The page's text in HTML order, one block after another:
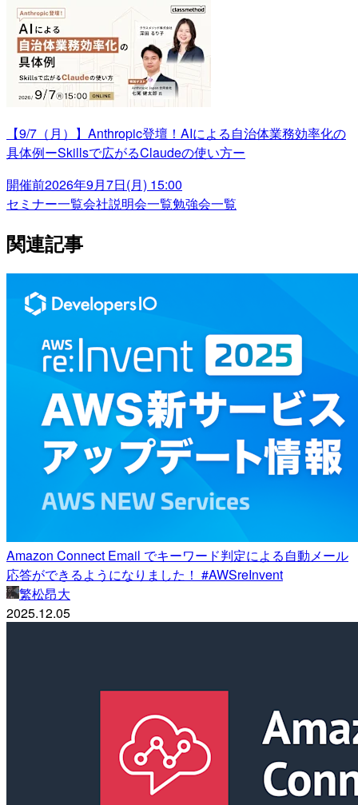
【9/7（月）】Anthropic登壇！AIによる自治体業務効率化の
具体例ーSkillsで広がるClaudeの使い方ー
開催前2026年9月7日(月) 15:00
セミナー一覧会社説明会一覧勉強会一覧
関連記事
Amazon Connect Email でキーワード判定による自動メール
応答ができるようになりました！ #AWSreInvent
繁松昂大
2025.12.05